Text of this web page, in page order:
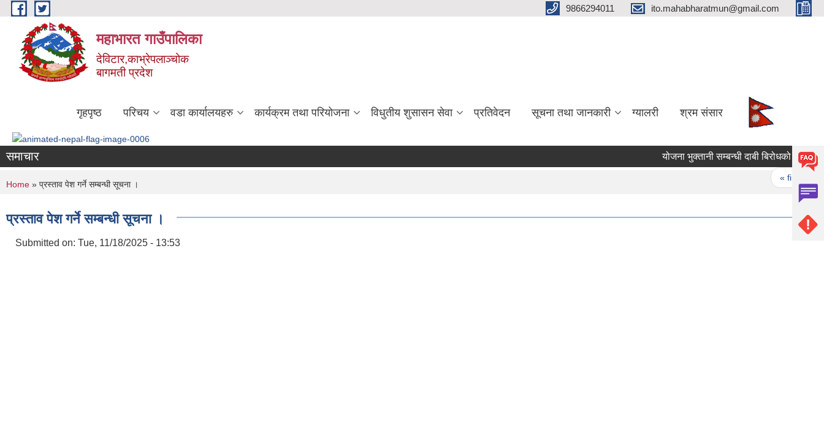
Skip to main content 9866294011 ito.mahabharatmun@gmail.com
महाभारत गाउँपालिका
देविटार,काभ्रेपलाञ्चोक
बागमती प्रदेश
गृहपृष्ठ परिचय वडा कार्यालयहरु कार्यक्रम तथा परियोजना विधुतीय शुसासन सेवा प्रतिवेदन सूचना तथा जानकारी ग्यालरी श्रम संसार
समाचार योजना भुक्तानी सम्बन्धी दाबी बिरोधको सूचना।
« first
You are here
Home » प्रस्ताव पेश गर्ने सम्बन्धी सूचना ।
प्रस्ताव पेश गर्ने सम्बन्धी सूचना ।
Submitted on: Tue, 11/18/2025 - 13:53